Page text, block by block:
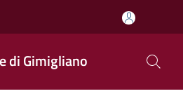
di Gimigliano